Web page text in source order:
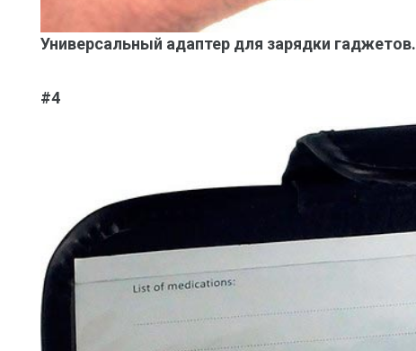
Универсальный адаптер для зарядки гаджетов.
#4